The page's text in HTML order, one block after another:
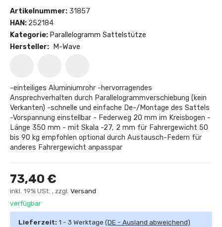
Artikelnummer: 31857
HAN: 252184
Kategorie: Parallelogramm Sattelstütze
Hersteller:
M-Wave
-einteiliges Aluminiumrohr -hervorragendes
Ansprechverhalten durch Parallelogrammverschiebung (kein
Verkanten) -schnelle und einfache De-/Montage des Sattels
-Vorspannung einstellbar - Federweg 20 mm im Kreisbogen -
Länge 350 mm - mit Skala -27, 2 mm für Fahrergewicht 50
bis 90 kg empfohlen optional durch Austausch-Federn für
anderes Fahrergewicht anpasspar
73,40 €
inkl. 19% USt. , zzgl. Versand
verfügbar
Lieferzeit: 1 - 3 Werktage (DE - Ausland abweichend)